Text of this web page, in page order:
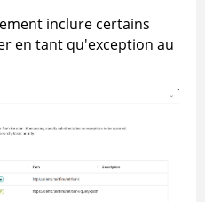
inclure certains
en tant qu'exception au